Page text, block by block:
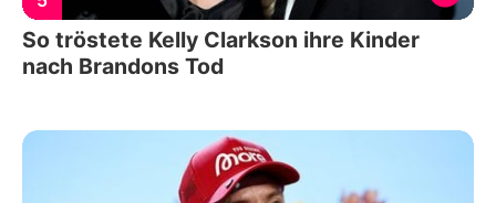
So tröstete Kelly Clarkson ihre Kinder
nach Brandons Tod